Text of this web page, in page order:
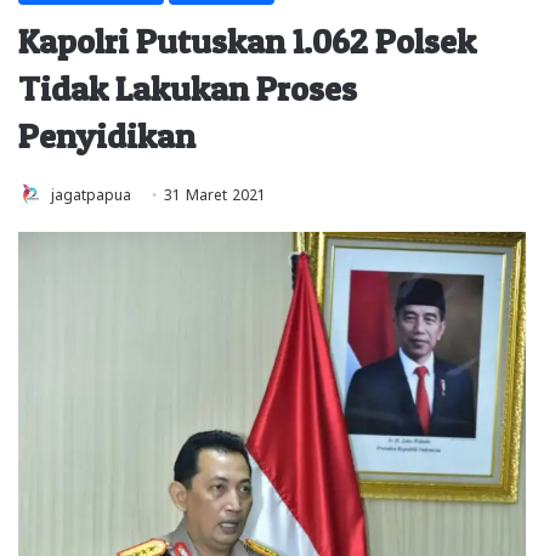
Kapolri Putuskan 1.062 Polsek
Tidak Lakukan Proses
Penyidikan
jagatpapua 31 Maret 2021